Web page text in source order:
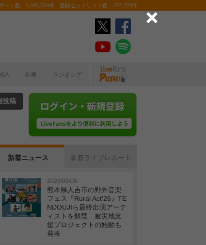
ート数：1,492,534件 登録セットリスト数：472,220件
企画 ランキング
投稿
新着ニュース 新着ライブレポート
2026/08/06
熊本県人吉市の野外音楽
フェス『Rural Act'26』TE
NDOUJIら最終出演アーテ
ィストを解禁 被災地支
援プロジェクトの始動も
発表